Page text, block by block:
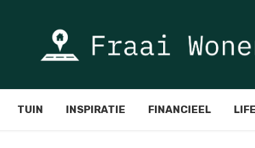
TUIN INSPIRATIE FINANCIEEL